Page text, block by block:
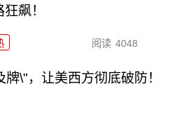
飙！
阅读 4048
\"，让美西方彻底破防！